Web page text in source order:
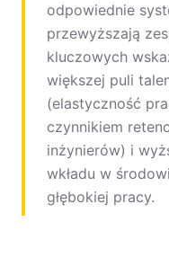
odpowiednie
przewyższają
kluczowych
większej puli
(elastyczność
czynnikiem
inżynierów) i
wkładu w
głębokiej pracy.